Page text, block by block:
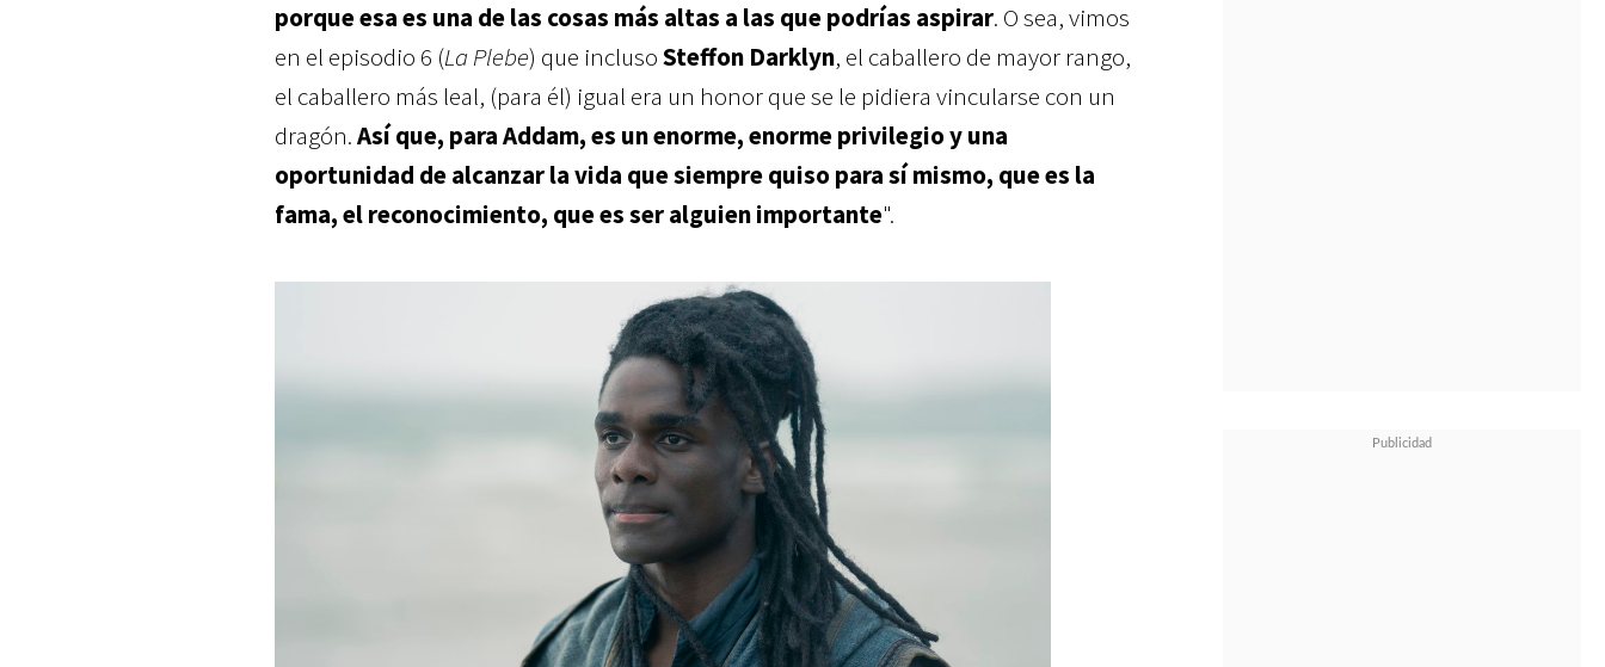
porque esa es una de las cosas más altas a las que podrías aspirar. O sea, vimos
en el episodio 6 (La Plebe) que inclusoSteffon Darklyn, el caballero de mayor rango,
el caballero más leal, (para él) igual era un honor que se le pidiera vincularse con un
dragón.Así que, para Addam, es un enorme, enorme privilegio y una
oportunidad de alcanzar la vida que siempre quiso para sí mismo, que es la
fama, el reconocimiento, que es ser alguien importante".